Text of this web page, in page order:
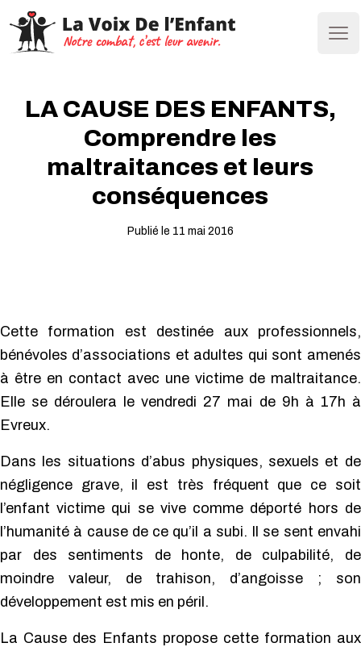
LA CAUSE DES ENFANTS,
Comprendre les
maltraitances et leurs
conséquences
Publié le 11 mai 2016
Cette formation est destinée aux professionnels,
bénévoles d’associations et adultes qui sont amenés
à être en contact avec une victime de maltraitance.
Elle se déroulera le vendredi 27 mai de 9h à 17h à
Evreux.
Dans les situations d’abus physiques, sexuels et de
négligence grave, il est très fréquent que ce soit
l’enfant victime qui se vive comme déporté hors de
l’humanité à cause de ce qu’il a subi. Il se sent envahi
par des sentiments de honte, de culpabilité, de
moindre valeur, de trahison, d’angoisse ; son
développement est mis en péril.
La Cause des Enfants propose cette formation aux